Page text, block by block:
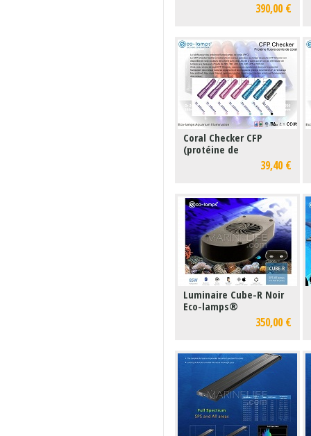
390,00 €
Coral Checker CFP
(protéine de
fluorescence)- 425nm
39,40 €
Luminaire Cube-R Noir
Eco-lamps®
350,00 €